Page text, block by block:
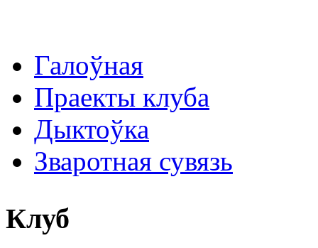
Галоўная
Праекты клуба
Дыктоўка
Зваротная сувязь
Клуб